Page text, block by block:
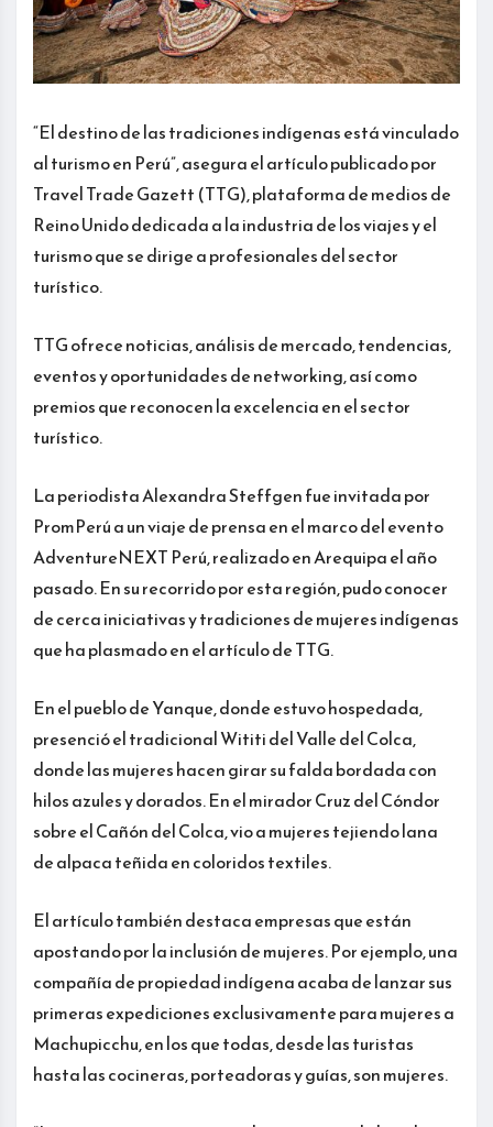
“El destino de las tradiciones indígenas está vinculado
al turismo en Perú”, asegura el artículo publicado por
Travel Trade Gazett (TTG), plataforma de medios de
Reino Unido dedicada a la industria de los viajes y el
turismo que se dirige a profesionales del sector
turístico.
TTG ofrece noticias, análisis de mercado, tendencias,
eventos y oportunidades de networking, así como
premios que reconocen la excelencia en el sector
turístico.
La periodista Alexandra Steffgen fue invitada por
PromPerú a un viaje de prensa en el marco del evento
AdventureNEXT Perú, realizado en Arequipa el año
pasado. En su recorrido por esta región, pudo conocer
de cerca iniciativas y tradiciones de mujeres indígenas
que ha plasmado en el artículo de TTG.
En el pueblo de Yanque, donde estuvo hospedada,
presenció el tradicional Wititi del Valle del Colca,
donde las mujeres hacen girar su falda bordada con
hilos azules y dorados. En el mirador Cruz del Cóndor
sobre el Cañón del Colca, vio a mujeres tejiendo lana
de alpaca teñida en coloridos textiles.
El artículo también destaca empresas que están
apostando por la inclusión de mujeres. Por ejemplo, una
compañía de propiedad indígena acaba de lanzar sus
primeras expediciones exclusivamente para mujeres a
Machupicchu, en los que todas, desde las turistas
hasta las cocineras, porteadoras y guías, son mujeres.